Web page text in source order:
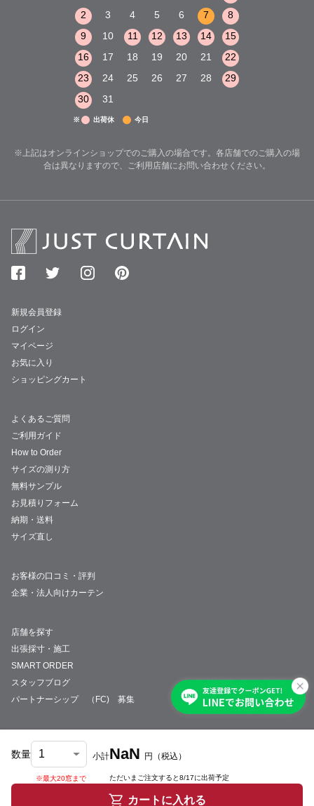
数量
※最大20窓まで
小計NaN 円 （税込）
ただいまご注文すると8/17に出荷予定
カートに入れる
2
3 4 5 6 7
8
9
10 11 12 13 14
15
16
17 18 19 20 21
22
23
24 25 26 27 28
29
30
31
※ 出荷休 今日
※上記はオンラインショップでのご購入の場合です。各店舗でのご購入の場
合は異なりますので、ご利用店舗にお問い合わせください。
新規会員登録
ログイン
マイページ
お気に入り
ショッピングカート
よくあるご質問
ご利用ガイド
How to Order
サイズの測り方
無料サンプル
お見積りフォーム
納期・送料
サイズ直し
お客様の口コミ・評判
企業・法人向けカーテン
店舗を探す
出張採寸・施工
SMART ORDER
スタッフブログ
パートナーシップ （FC) 募集
会社概要 採用情報特定商取引法について
© JUST CURTAIN